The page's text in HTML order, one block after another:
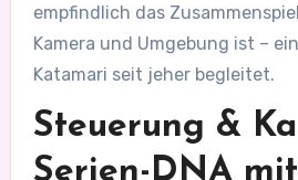
empfindlich das
Kamera und Umgebung ist –
Katamari seit jeher begleitet.
Steuerung &
Serien-DNA